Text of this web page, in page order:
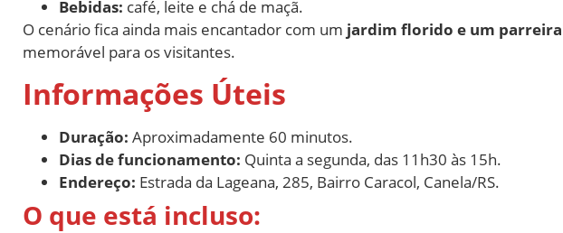
Bebidas: café, leite e chá de maçã.
O cenário fica ainda mais encantador com um jardim florido e um
memorável para os visitantes.
Informações Úteis
Duração: Aproximadamente 60 minutos.
Dias de funcionamento: Quinta a segunda, das 11h30 às 15h.
Endereço: Estrada da Lageana, 285, Bairro Caracol, Canela/RS.
O que está incluso: